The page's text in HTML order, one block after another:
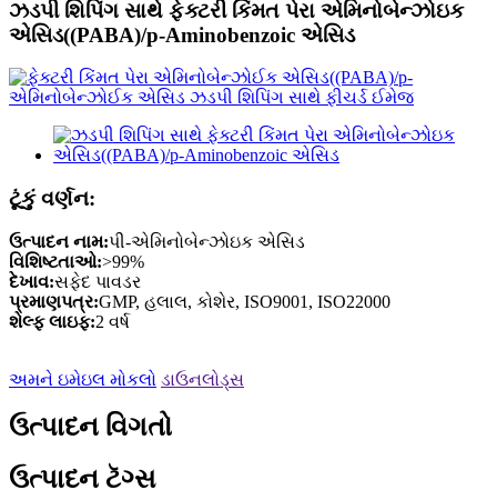
ઝડપી શિપિંગ સાથે ફેક્ટરી કિંમત પેરા એમિનોબેન્ઝોઇક
એસિડ((PABA)/p-Aminobenzoic એસિડ
ટૂંકું વર્ણન:
ઉત્પાદન નામ:પી-એમિનોબેન્ઝોઇક એસિડ
વિશિષ્ટતાઓ:>99%
દેખાવ:સફેદ પાવડર
પ્રમાણપત્ર:GMP, હલાલ, કોશેર, ISO9001, ISO22000
શેલ્ફ લાઇફ:2 વર્ષ
અમને ઇમેઇલ મોકલો ડાઉનલોડ્સ
ઉત્પાદન વિગતો
ઉત્પાદન ટૅગ્સ